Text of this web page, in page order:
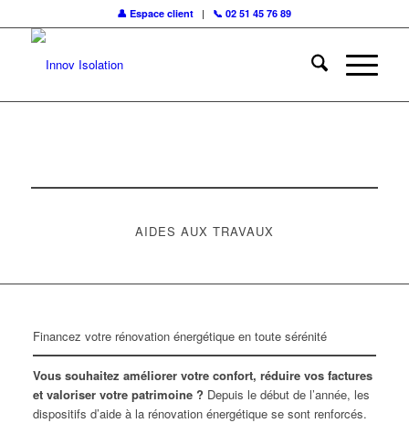
👤 Espace client | 📞 02 51 45 76 89
AIDES AUX TRAVAUX
Financez votre rénovation énergétique en toute sérénité
Vous souhaitez améliorer votre confort, réduire vos factures
et valoriser votre patrimoine ? Depuis le début de l’année, les
dispositifs d’aide à la rénovation énergétique se sont renforcés.
Pour demander un devis Par ici !